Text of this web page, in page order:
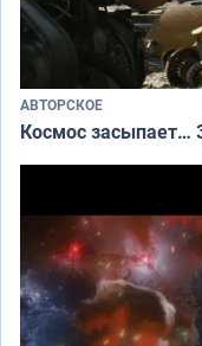
АВТОРСКОЕ
Космос засыпает…